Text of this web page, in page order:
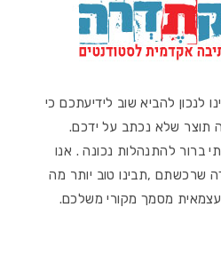
לנכון להביא שוב לידיעתכם כי
תוצר שלא נכתב על ידכם.
ברור להתנהלות נכונה . אנו
שרכשתם ,תבינו טוב יותר מה
מסמך מקורי משלכם.